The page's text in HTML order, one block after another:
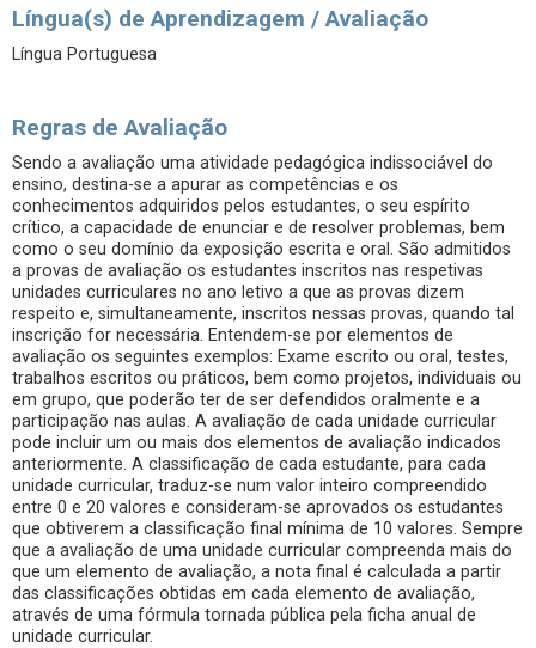
Língua(s) de Aprendizagem / Avaliação
Língua Portuguesa
Regras de Avaliação
Sendo a avaliação uma atividade pedagógica indissociável do
ensino, destina-se a apurar as competências e os
conhecimentos adquiridos pelos estudantes, o seu espírito
crítico, a capacidade de enunciar e de resolver problemas, bem
como o seu domínio da exposição escrita e oral. São admitidos
a provas de avaliação os estudantes inscritos nas respetivas
unidades curriculares no ano letivo a que as provas dizem
respeito e, simultaneamente, inscritos nessas provas, quando tal
inscrição for necessária. Entendem-se por elementos de
avaliação os seguintes exemplos: Exame escrito ou oral, testes,
trabalhos escritos ou práticos, bem como projetos, individuais ou
em grupo, que poderão ter de ser defendidos oralmente e a
participação nas aulas. A avaliação de cada unidade curricular
pode incluir um ou mais dos elementos de avaliação indicados
anteriormente. A classificação de cada estudante, para cada
unidade curricular, traduz-se num valor inteiro compreendido
entre 0 e 20 valores e consideram-se aprovados os estudantes
que obtiverem a classificação final mínima de 10 valores. Sempre
que a avaliação de uma unidade curricular compreenda mais do
que um elemento de avaliação, a nota final é calculada a partir
das classificações obtidas em cada elemento de avaliação,
através de uma fórmula tornada pública pela ficha anual de
unidade curricular.